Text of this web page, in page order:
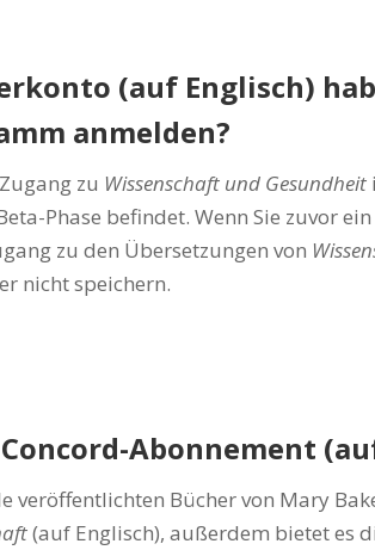
(auf Englisch)
anmelden?
zu Wissenschaft und Gesundheit
Phase befindet. Wenn Sie zuvor
zu den Übersetzungen von
nicht speichern.
Abonnement
Bücher von Mary
(auf Englisch), außerdem bietet es